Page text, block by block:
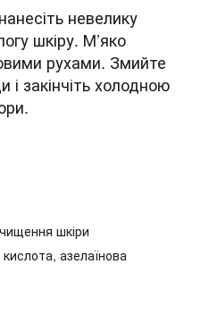
невелику
шкіру. М’яко
рухами. Змийте
і закінчіть холодною
шкіри
азелаїнова